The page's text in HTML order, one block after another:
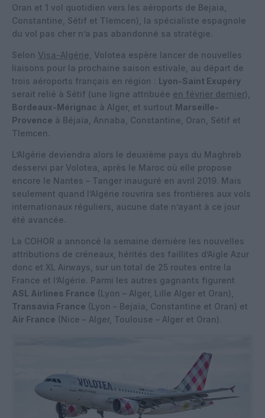
Oran et 1 vol quotidien vers les aéroports de Bejaia,
Constantine, Sétif et Tlemcen), la spécialiste espagnole
du vol pas cher n’a pas abandonné sa stratégie.
Selon Visa-Algérie, Volotea espère lancer de nouvelles
liaisons pour la prochaine saison estivale, au départ de
trois aéroports français en région : Lyon-Saint Exupéry
serait relié à Sétif (une ligne attribuée en février dernier),
Bordeaux-Mérignac à Alger, et surtout Marseille-
Provence à Béjaïa, Annaba, Constantine, Oran, Sétif et
Tlemcen.
L’Algérie deviendra alors le deuxième pays du Maghreb
desservi par Volotea, après le Maroc où elle propose
encore le Nantes – Tanger inauguré en avril 2019. Mais
seulement quand l’Algérie rouvrira ses frontières aux vols
internationaux réguliers, aucune date n’ayant à ce jour
été avancée.
La COHOR a annoncé la semaine dernière les nouvelles
attributions de créneaux, hérités des faillites d’Aigle Azur
donc et XL Airways, sur un total de 25 routes entre la
France et l’Algérie. Parmi les autres gagnants figurent
ASL Airlines France (Lyon – Alger, Lille Alger et Oran),
Transavia France (Lyon – Bejaïa, Constantine et Oran) et
Air France (Nice – Alger, Toulouse – Alger et Oran).